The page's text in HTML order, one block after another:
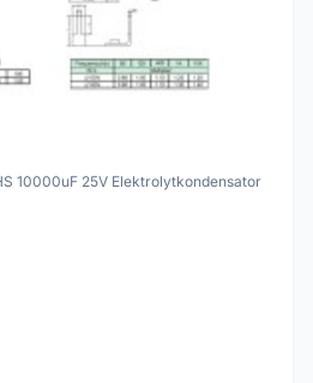
10000uF 25V Elektrolytkondensator